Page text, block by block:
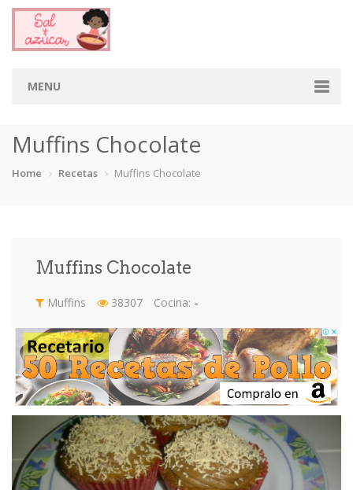
MENU
Categorias
Ensaladas Equipment Frutas Galletas
Gelatinas Guarnicion… Helados Hot Dogs
Huevos Mariscos Mermeladas Muffins
Panes Para Niños Pastas Pasteles
Muffins Chocolate
Home Recetas Muffins Chocolate
Muffins Chocolate
Muffins 38307 Cocina: -